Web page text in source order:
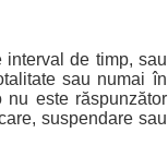
interval de timp, sau
sau numai în
nu este răspunzător
suspendare sau